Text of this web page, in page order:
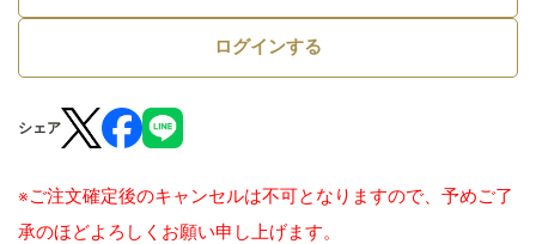
ログインする
シェア
※ご注文確定後のキャンセルは不可となりますので、予めご了
承のほどよろしくお願い申し上げます。